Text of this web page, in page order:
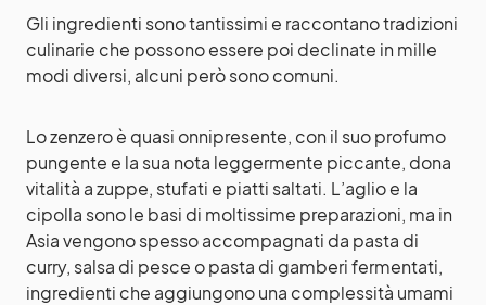
Gli ingredienti sono tantissimi e raccontano tradizioni
culinarie che possono essere poi declinate in mille
modi diversi, alcuni però sono comuni.
Lo zenzero è quasi onnipresente, con il suo profumo
pungente e la sua nota leggermente piccante, dona
vitalità a zuppe, stufati e piatti saltati. L’aglio e la
cipolla sono le basi di moltissime preparazioni, ma in
Asia vengono spesso accompagnati da pasta di
curry, salsa di pesce o pasta di gamberi fermentati,
ingredienti che aggiungono una complessità umami